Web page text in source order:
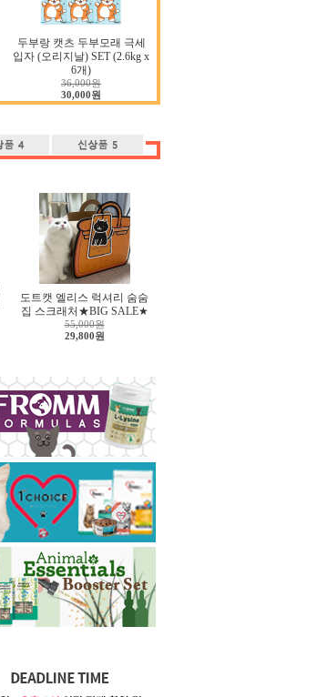
두부랑 캣츠 두부모래 극세
입자 (오리지날) SET (2.6kg x
6개)
36,000원
30,000원
도트캣 엘리스 럭셔리 숨숨
집 스크래처★BIG SALE★
55,000원
29,800원